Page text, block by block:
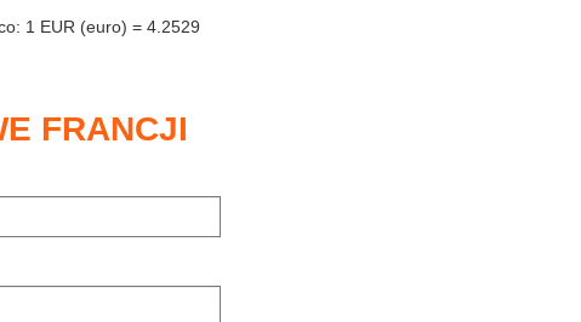
1 EUR (euro) = 4.2529
FRANCJI